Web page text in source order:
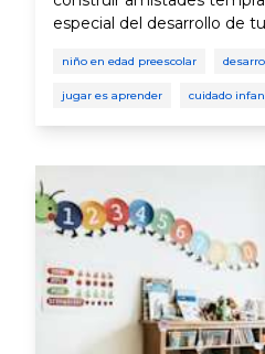
especial del desarrollo de
mostramos qué puedes
social temprano y cómo
niño en edad preescolar
jugar es aprender cuidado